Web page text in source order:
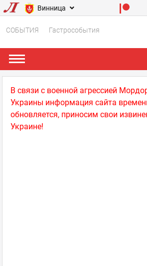
Винница
СОБЫТИЯ Гастрособытия
В связи с военной агрессией
Украины информация сайта
обновляется, приносим свои
Украине!